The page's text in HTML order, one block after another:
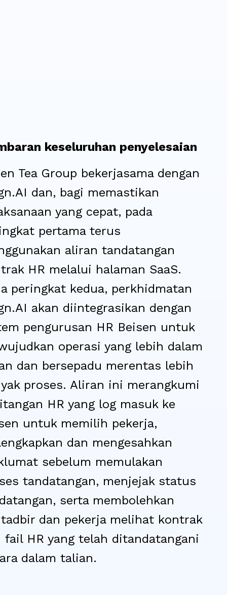
keseluruhan penyelesaian
Tea Group bekerjasama dengan
dan, bagi memastikan
yang cepat, pada
pertama terus
aliran tandatangan
HR melalui halaman SaaS.
peringkat kedua, perkhidmatan
akan diintegrasikan dengan
pengurusan HR Beisen untuk
operasi yang lebih dalam
dan bersepadu merentas lebih
proses. Aliran ini merangkumi
HR yang log masuk ke
untuk memilih pekerja,
dan mengesahkan
sebelum memulakan
tandatangan, menjejak status
serta membolehkan
dan pekerja melihat kontrak
fail HR yang telah ditandatangani
dalam talian.